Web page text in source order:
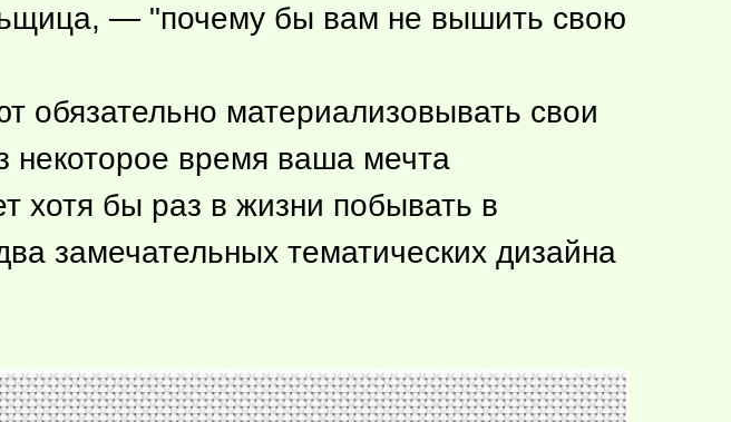
— "почему бы вам не вышить свою
обязательно материализовывать свои
некоторое время ваша мечта
хотя бы раз в жизни побывать в
замечательных тематических дизайна